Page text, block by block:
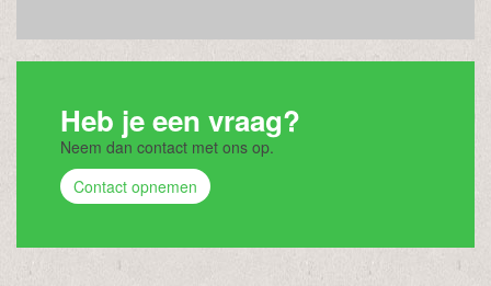
Heb je een vraag?
Neem dan contact met ons op.
Contact opnemen